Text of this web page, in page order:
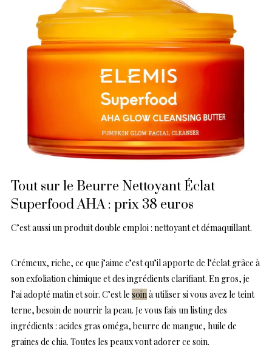
Tout sur le Beurre Nettoyant Éclat
Superfood AHA : prix 38 euros
C’est aussi un produit double emploi : nettoyant et démaquillant.
Crémeux, riche, ce que j’aime c’est qu’il apporte de l’éclat grâce à
son exfoliation chimique et des ingrédients clarifiant. En gros, je
l’ai adopté matin et soir. C’est le soinà utiliser si vous avez le teint
terne, besoin de nourrir la peau. Je vous fais un listing des
ingrédients : acides gras oméga, beurre de mangue, huile de
graines de chia. Toutes les peaux vont adorer ce soin.